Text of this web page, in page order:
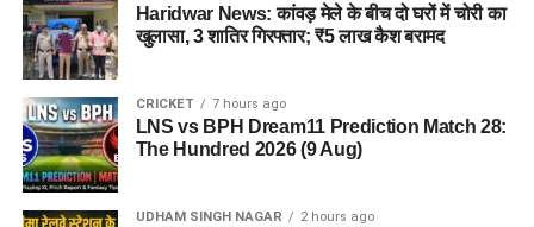
Haridwar News: कांवड़ मेले के बीच दो घरों में चोरी का
खुलासा, 3 शातिर गिरफ्तार; ₹5 लाख कैश बरामद
CRICKET 7 hours ago
LNS vs BPH Dream11 Prediction Match 28:
The Hundred 2026 (9 Aug)
UDHAM SINGH NAGAR 2 hours ago